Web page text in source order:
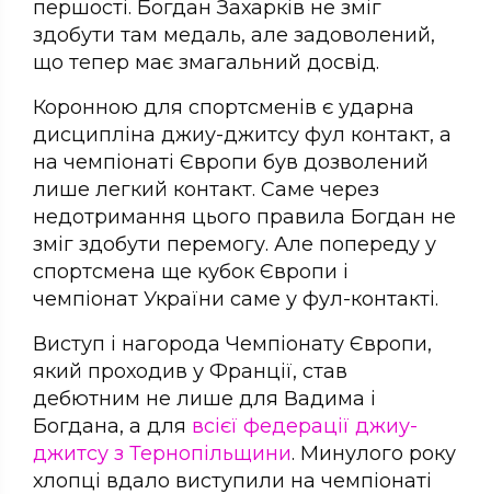
першості. Богдан Захарків не зміг
здобути там медаль, але задоволений,
що тепер має змагальний досвід.
Коронною для спортсменів є ударна
дисципліна джиу-джитсу фул контакт, а
на чемпіонаті Європи був дозволений
лише легкий контакт. Саме через
недотримання цього правила Богдан не
зміг здобути перемогу. Але попереду у
спортсмена ще кубок Європи і
чемпіонат України саме у фул-контакті.
Виступ і нагорода Чемпіонату Європи,
який проходив у Франції, став
дебютним не лише для Вадима і
Богдана, а для всієї федерації джиу-
джитсу з Тернопільщини. Минулого року
хлопці вдало виступили на чемпіонаті